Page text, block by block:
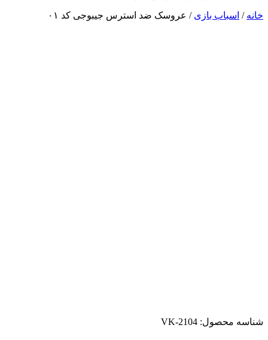
خانه / اسباب بازی / عروسک ضد استرس جیبوجی کد ۰۱
شناسه محصول: VK-2104